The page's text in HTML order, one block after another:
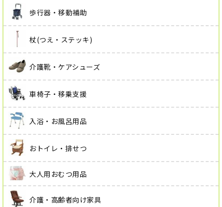
歩行器・移動補助
杖(つえ・ステッキ)
介護靴・ケアシューズ
車椅子・移乗支援
入浴・お風呂用品
おトイレ・排せつ
大人用おむつ用品
介護・高齢者向け家具